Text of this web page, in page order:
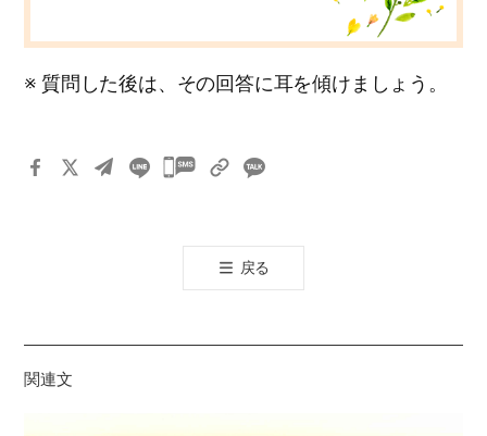
※ 質問した後は、その回答に耳を傾けましょう。
카
톡
공
기
戻る
関連文